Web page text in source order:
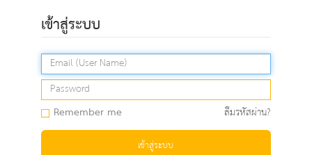
เข้าสู่ระบบ
Remember me ลืมรหัสผ่าน?
เข้าสู่ระบบ